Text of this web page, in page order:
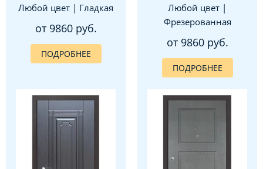
Любой цвет | Гладкая
от 9860 руб.
ПОДРОБНЕЕ
Любой цвет |
Фрезерованная
от 9860 руб.
ПОДРОБНЕЕ